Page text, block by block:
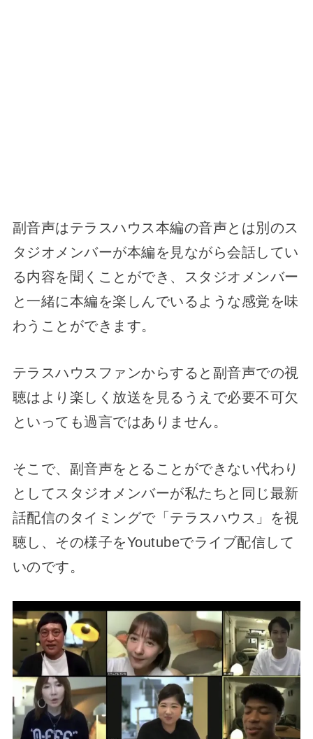
副音声はテラスハウス本編の音声とは別のス
タジオメンバーが本編を見ながら会話してい
る内容を聞くことができ、スタジオメンバー
と一緒に本編を楽しんでいるような感覚を味
わうことができます。
テラスハウスファンからすると副音声での視
聴はより楽しく放送を見るうえで必要不可欠
といっても過言ではありません。
そこで、副音声をとることができない代わり
としてスタジオメンバーが私たちと同じ最新
話配信のタイミングで「テラスハウス」を視
聴し、その様子をYoutubeでライブ配信して
いのです。